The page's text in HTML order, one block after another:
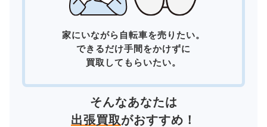
家にいながら自転車を売りたい。
できるだけ手間をかけずに
買取してもらいたい。
そんなあなたは
出張買取がおすすめ！